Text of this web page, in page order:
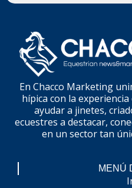
En Chacco Marketing
hípica con la
ayudar a jinetes,
ecuestres a destacar,
en un sector tan
MENÚ